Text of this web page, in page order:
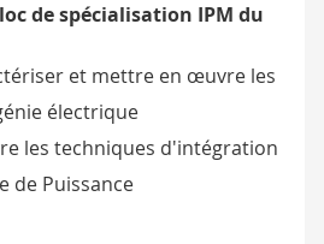
de spécialisation IPM du
et mettre en œuvre les
électrique
les techniques d'intégration
de Puissance